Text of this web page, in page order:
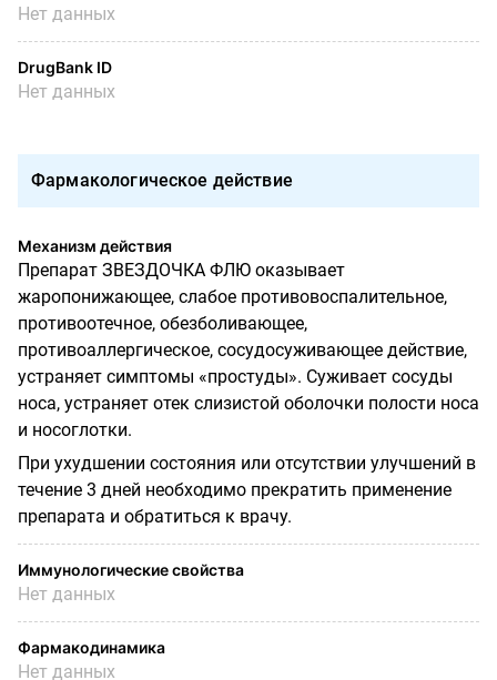
Нет данных
DrugBank ID
Нет данных
Фармакологическое действие
Механизм действия
Препарат ЗВЕЗДОЧКА ФЛЮ оказывает
жаропонижающее, слабое противовоспалительное,
противоотечное, обезболивающее,
противоаллергическое, сосудосуживающее действие,
устраняет симптомы «простуды». Суживает сосуды
носа, устраняет отек слизистой оболочки полости носа
и носоглотки.
При ухудшении состояния или отсутствии улучшений в
течение 3 дней необходимо прекратить применение
препарата и обратиться к врачу.
Иммунологические свойства
Нет данных
Фармакодинамика
Нет данных